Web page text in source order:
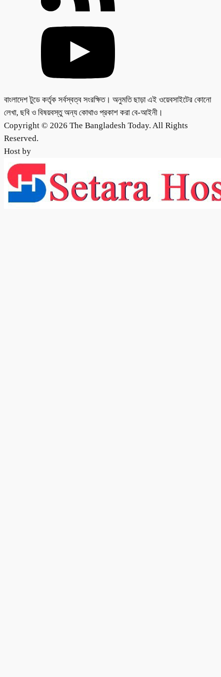
বাংলাদেশ টুডে কর্তৃক সর্বস্বত্ব সংরক্ষিত। অনুমতি ছাড়া এই ওয়েবসাইটের কোনো
লেখা, ছবি ও বিষয়বস্তু অন্য কোথাও প্রকাশ করা বে-আইনী।
Copyright © 2026 The Bangladesh Today. All Rights
Reserved.
Host by